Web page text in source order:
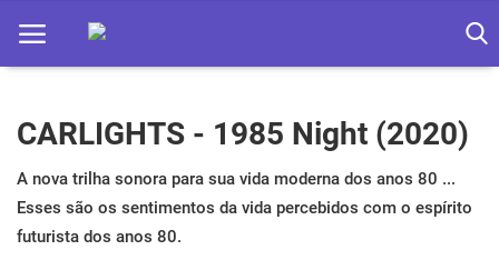
Home
Apps
Ebooks
CARLIGHTS - 1985 Night (2020)
A nova trilha sonora para sua vida moderna dos anos 80 ...
Esses são os sentimentos da vida percebidos com o espírito
futurista dos anos 80.